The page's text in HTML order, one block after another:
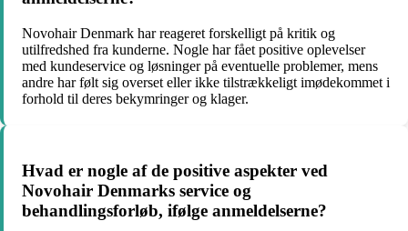
Novohair Denmark har reageret forskelligt på kritik og
utilfredshed fra kunderne. Nogle har fået positive oplevelser
med kundeservice og løsninger på eventuelle problemer, mens
andre har følt sig overset eller ikke tilstrækkeligt imødekommet i
forhold til deres bekymringer og klager.
Hvad er nogle af de positive aspekter ved
Novohair Denmarks service og
behandlingsforløb, ifølge anmeldelserne?